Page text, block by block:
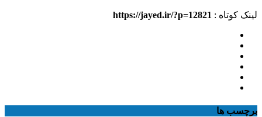
لینک کوتاه : https://jayed.ir/?p=12821
برچسب ها